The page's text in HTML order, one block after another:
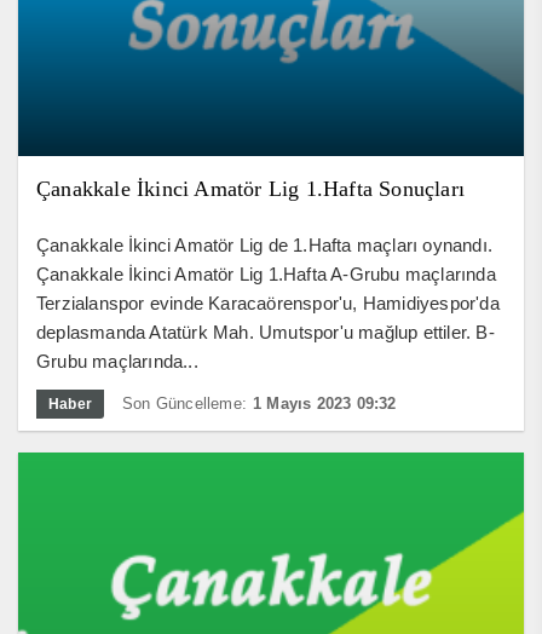
Çanakkale İkinci Amatör Lig 1.Hafta Sonuçları
Çanakkale İkinci Amatör Lig de 1.Hafta maçları oynandı.
Çanakkale İkinci Amatör Lig 1.Hafta A-Grubu maçlarında
Terzialanspor evinde Karacaörenspor'u, Hamidiyespor'da
deplasmanda Atatürk Mah. Umutspor'u mağlup ettiler. B-
Grubu maçlarında...
Haber Son Güncelleme: 1 Mayıs 2023 09:32